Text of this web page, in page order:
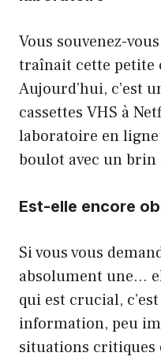
Vous souvenez-
traînait cette petite
Aujourd’hui, c’est
cassettes VHS à
laboratoire en
boulot avec un brin
Est-elle encore
Si vous vous
absolument une…
qui est crucial,
information, peu
situations critiques